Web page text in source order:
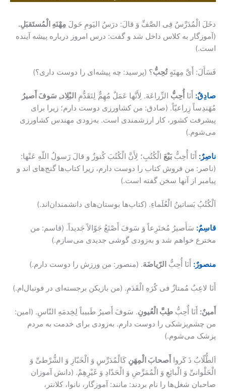
دخَلَ الْمُدَرِّسُ فِی الصَّفِّ وَ قالَ: درَسُ الیَومِ حَولَ مِهْنَهِ الْمُستَقبَلِ.
(آموزگار به کلاس داخل شد و گفت: درس امروز درباره پیشه آینده
است.)
فَسَأَلَ: أَیَّ مِهنَهٍتُحِبُّ؟ (پرسید: چه پیشه‌ای را دوست داری؟)
صادِقٌ: أَنَا أُحِبُّ الزِّراعَهَ. لِأَنَّها عَمَلٌ مُهِمٌّ لِتَقَدُّمِ البْلِاد.ِ سَوفَ أَصیرُ
مُهَندِساً زِراعیّاً. (صادق: من کشاورزی دوست دارم؛ زیرا برای
پیشرفت کشور، کار ارزشمندی است. به‌زودی مهندس کشاورزی
می‌شوم.)
ناصِرٌ: أَنَا أُحِبُّبَیْعَ الْکُتُبِ؛ لِأَنَّ الْکُتُبَ کُنوزٌ و قالَ رَسولُ اللّهِ عَنْها:
(ناصر: من فروش کتاب را دوست دارم، زیرا کتاب‌ها گنج‌های اند و
پیامبر از آنها سخن گفته است.)
اَلْکُتُبُ بَساتینُ الْعُلَماءِ. (کتاب‌ها بوستان‌های دانشمندان‌اند.)
قاسِمٌ: سَأَصیرُ مُختَرِعاً وَ سَوفَ أَصْنَعُ جَوّالاً جَدیداً. (قاسم: من
مخترع خواهم شد و به‌زودی گوشی جدیدی می‌سازم.)
منصورٌ: أَنَا أُحِبُّ الرّیاضَهَ. (منصور: من ورزش را دوست دارم.)
أَنَا لاعِبٌ مُمتازٌ فی کُرَهِ الْقَدَمِ. (من بازیکن برجسته‌ای در فوتبال‌ام.)
أَمینٌ: أَنَا أُحِبُّ طِبَّ الْعُیونِ. سَوفَ أَصیرُ طَبیباً لِخِدمَهِ النّاسِ. (امین:
من چشم‌پزشکی را دوست دارم. به‌زودی برای خدمت به مردم
پزشک می‌شوم.)
اَلطُّلّابُ ذَ کَروا أَصحابَ الْمِهَنِ کَالْمُدَرِّسِ وَ الْخَبّازِ وَ الشُّرْطیِّ وَ
الْحَلْوانیِّ وَ الْبائِعِ وَ الْمُمَرِّضِ وَ الْحَدّادِ وَ غَیْرِهِمْ. (دانش آموزان
صاحبان شغل‌ها را نام بردند: مانند: آموزگار، نانوا، کلانتر،